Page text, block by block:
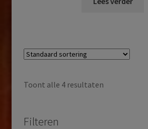
Toont alle 4 resultaten
Filteren